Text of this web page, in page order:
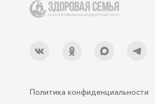
Политика конфиденциальности